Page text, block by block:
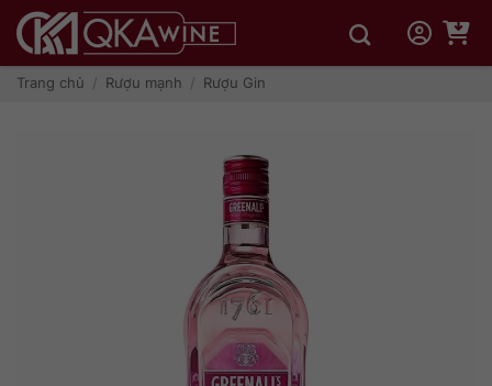
qua
dungTrang chủ / Rượu mạnh / Rượu Gin